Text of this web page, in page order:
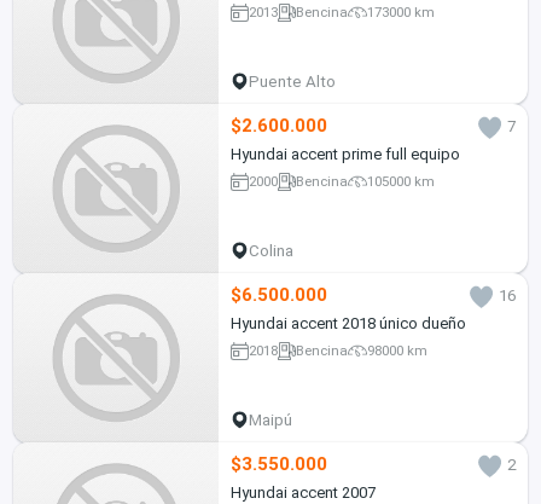
2013 Bencina 173000 km
Puente Alto
$2.600.000
7
Hyundai accent prime full equipo
2000 Bencina 105000 km
Colina
$6.500.000
16
Hyundai accent 2018 único dueño
2018 Bencina 98000 km
Maipú
$3.550.000
2
Hyundai accent 2007